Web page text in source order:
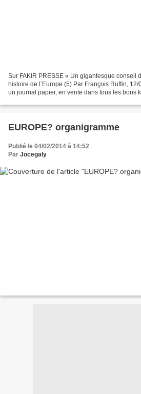
Sur FAKIR PRESSE « Un gigantesque conseil
histoire de l’Europe (5) Par François Ruffin,
un journal papier, en vente dans tous les bons
EUROPE? organigramme
Publié le 04/02/2014 à 14:52
Par Jocegaly